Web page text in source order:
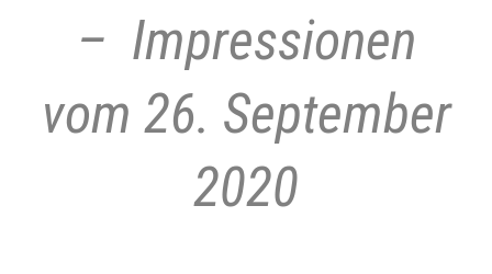
– Impressionen
vom 26. September
2020